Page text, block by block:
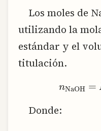
Los moles de
utilizando la
estándar y el
titulación.
n_{text{NaOH}} =
Donde: